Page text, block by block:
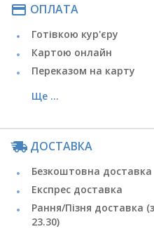
payment ОПЛАТА
Готівкою кур'єру
Картою онлайн
Переказом на карту
Ще ...
ДОСТАВКА
Безкоштовна доставка
Експрес доставка
Рання/Пізня доставка
23.30)